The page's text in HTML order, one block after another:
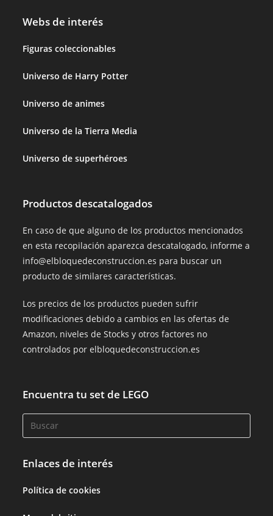
Webs de interés
Figuras coleccionables
Universo de Harry Potter
Universo de animes
Universo de la Tierra Media
Universo de superhéroes
Productos descatalogados
En caso de que alguno de los productos mencionados
en esta recopilación aparezca descatalogado, informe a
info@elbloquedeconstruccion.es para buscar un
producto de similares características.
Los precios de los productos pueden sufrir
modificaciones debido a cambios en las ofertas de
Amazon, niveles de Stocks y otros factores no
controlados por elbloquedeconstruccion.es
Encuentra tu set de LEGO
Enlaces de interés
Política de cookies